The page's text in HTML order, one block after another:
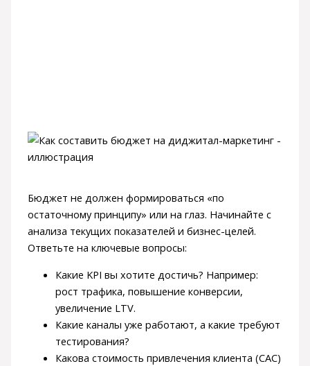
Бюджет не должен формироваться «по
остаточному принципу» или на глаз. Начинайте с
анализа текущих показателей и бизнес-целей.
Ответьте на ключевые вопросы:
Какие KPI вы хотите достичь? Например:
рост трафика, повышение конверсии,
увеличение LTV.
Какие каналы уже работают, а какие требуют
тестирования?
Какова стоимость привлечения клиента (CAC)